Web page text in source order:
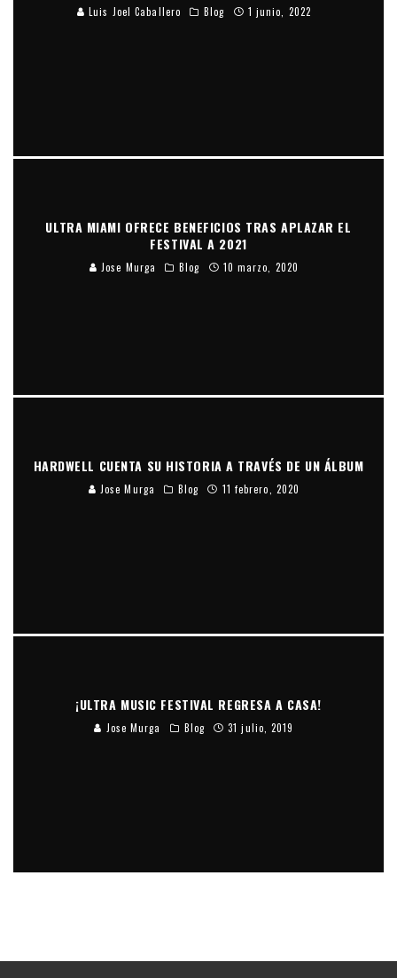
Luis Joel Caballero Blog 1 junio, 2022
ULTRA MIAMI OFRECE BENEFICIOS TRAS APLAZAR EL
FESTIVAL A 2021
Jose Murga Blog 10 marzo, 2020
HARDWELL CUENTA SU HISTORIA A TRAVÉS DE UN ÁLBUM
Jose Murga Blog 11 febrero, 2020
¡ULTRA MUSIC FESTIVAL REGRESA A CASA!
Jose Murga Blog 31 julio, 2019